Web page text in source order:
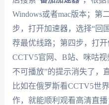
Windows或者mac版本；第
步，打开加速器，选择“回
荐最优线路；第四步，打
CCTV5官网、B站、咪咕
不可播放”的提示消失了，
比如在俄罗斯看CCTV5世
作，就能顺利观看高清直